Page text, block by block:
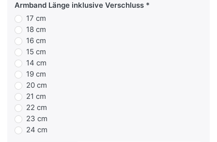
Armband Länge inklusive Verschluss
17 cm
18 cm
16 cm
15 cm
14 cm
19 cm
20 cm
21 cm
22 cm
23 cm
24 cm